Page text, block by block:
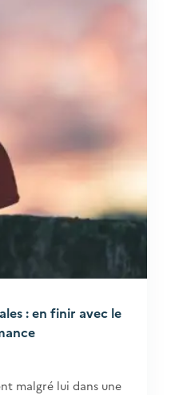
: en finir avec le
malgré lui dans une